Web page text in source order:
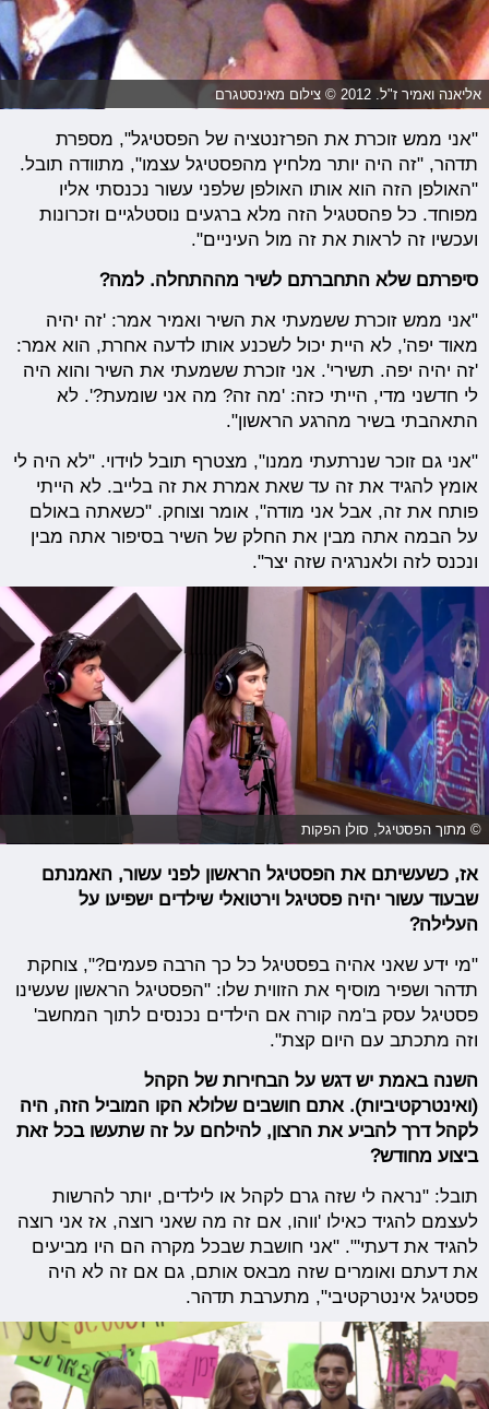
אליאנה ואמיר ז"ל. 2012 © צילום מאינסטגרם
"אני ממש זוכרת את הפרזנטציה של הפסטיגל", מספרת
תדהר, "זה היה יותר מלחיץ מהפסטיגל עצמו", מתוודה תובל.
"האולפן הזה הוא אותו האולפן שלפני עשור נכנסתי אליו
מפוחד. כל פהסטגיל הזה מלא ברגעים נוסטלגיים וזכרונות
ועכשיו זה לראות את זה מול העיניים".
סיפרתם שלא התחברתם לשיר מההתחלה. למה?
"אני ממש זוכרת ששמעתי את השיר ואמיר אמר: 'זה יהיה
מאוד יפה', לא היית יכול לשכנע אותו לדעה אחרת, הוא אמר:
'זה יהיה יפה. תשירי'. אני זוכרת ששמעתי את השיר והוא היה
לי חדשני מדי, הייתי כזה: 'מה זה? מה אני שומעת?'. לא
התאהבתי בשיר מהרגע הראשון".
"אני גם זוכר שנרתעתי ממנו", מצטרף תובל לוידוי. "לא היה לי
אומץ להגיד את זה עד שאת אמרת את זה בלייב. לא הייתי
פותח את זה, אבל אני מודה", אומר וצוחק. "כשאתה באולם
על הבמה אתה מבין את החלק של השיר בסיפור אתה מבין
ונכנס לזה ולאנרגיה שזה יצר".
© מתוך הפסטיגל, סולן הפקות
אז, כשעשיתם את הפסטיגל הראשון לפני עשור, האמנתם
שבעוד עשור יהיה פסטיגל וירטואלי שילדים ישפיעו על
העלילה?
"מי ידע שאני אהיה בפסטיגל כל כך הרבה פעמים?", צוחקת
תדהר ושפיר מוסיף את הזווית שלו: "הפסטיגל הראשון שעשינו
פסטיגל עסק ב'מה קורה אם הילדים נכנסים לתוך המחשב'
וזה מתכתב עם היום קצת".
השנה באמת יש דגש על הבחירות של הקהל
(ואינטרקטיביות). אתם חושבים שלולא הקו המוביל הזה, היה
לקהל דרך להביע את הרצון, להילחם על זה שתעשו בכל זאת
ביצוע מחודש?
תובל: "נראה לי שזה גרם לקהל או לילדים, יותר להרשות
לעצמם להגיד כאילו 'ווהו, אם זה מה שאני רוצה, אז אני רוצה
להגיד את דעתי'". "אני חושבת שבכל מקרה הם היו מביעים
את דעתם ואומרים שזה מבאס אותם, גם אם זה לא היה
פסטיגל אינטרקטיבי", מתערבת תדהר.